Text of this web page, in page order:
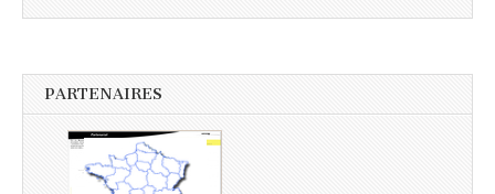
PARTENAIRES